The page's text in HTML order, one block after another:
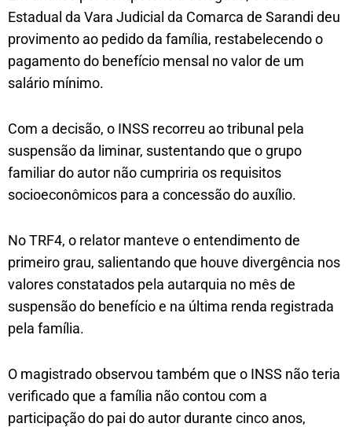
Estadual da Vara Judicial da Comarca de Sarandi deu
provimento ao pedido da família, restabelecendo o
pagamento do benefício mensal no valor de um
salário mínimo.
Com a decisão, o INSS recorreu ao tribunal pela
suspensão da liminar, sustentando que o grupo
familiar do autor não cumpriria os requisitos
socioeconômicos para a concessão do auxílio.
No TRF4, o relator manteve o entendimento de
primeiro grau, salientando que houve divergência nos
valores constatados pela autarquia no mês de
suspensão do benefício e na última renda registrada
pela família.
O magistrado observou também que o INSS não teria
verificado que a família não contou com a
participação do pai do autor durante cinco anos,